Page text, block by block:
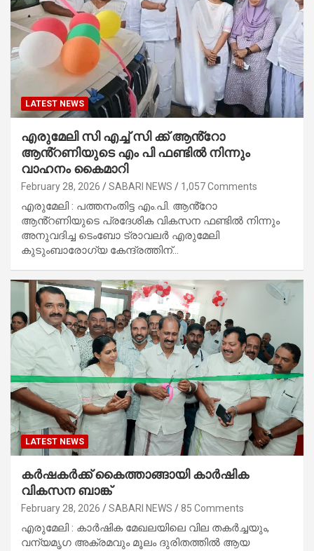
LATEST NEWS
എരുമേലി സി എച്ച് സി ക്ക് ആൻ്റോ
ആൻ്റണിയുടെ എം പി ഫണ്ടിൽ നിന്നും
വാഹനം കൈമാറി
February 28, 2026 SABARI NEWS 1,057 Comments
എരുമേലി : പത്തനംതിട്ട എം.പി. ആൻ്റോ
ആൻ്റണിയുടെ പ്രദേശിക വികസന ഫണ്ടിൽ നിന്നും
അനുവദിച്ച ടെംബോ ട്രാവലർ എരുമേലി
കുടുംബാരോഗ്യ കേന്ദ്രത്തിന്…
LATEST NEWS
കർഷകർക്ക് കൈത്താങ്ങായി കാർഷിക
വികസന ബാങ്ക്
February 28, 2026 SABARI NEWS 85 Comments
എരുമേലി : കാർഷിക മേഖലയിലെ വില തകർച്ചയും,
വന്യമൃഗ അക്രമവും മൂലം ദുരിതത്തിൽ ആയ